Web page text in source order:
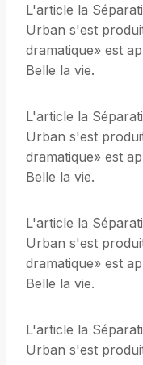
L'article la
Urban s'est
dramatique» est
Belle la vie.
L'article la
Urban s'est
dramatique» est
Belle la vie.
L'article la
Urban s'est
dramatique» est
Belle la vie.
L'article la
Urban s'est